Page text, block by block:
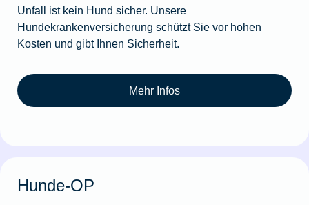
Unfall ist kein Hund sicher. Unsere
Hundekrankenversicherung schützt Sie vor hohen
Kosten und gibt Ihnen Sicherheit.
Mehr Infos
Hunde-OP